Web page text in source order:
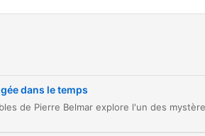
aux mystifications historiques
médiatique et le phénomène paléo-
dans le temps